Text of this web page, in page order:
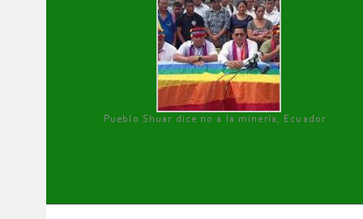
Pueblo Shuar dice no a la minería, Ecuador